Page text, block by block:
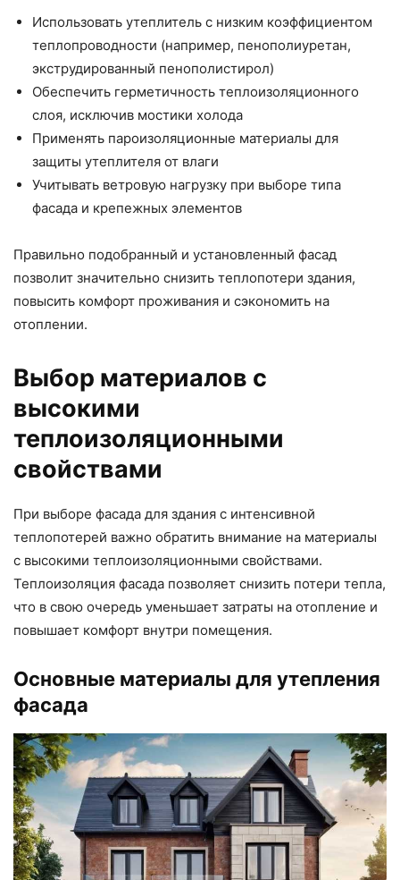
Использовать утеплитель с низким коэффициентом
теплопроводности (например, пенополиуретан,
экструдированный пенополистирол)
Обеспечить герметичность теплоизоляционного
слоя, исключив мостики холода
Применять пароизоляционные материалы для
защиты утеплителя от влаги
Учитывать ветровую нагрузку при выборе типа
фасада и крепежных элементов
Правильно подобранный и установленный фасад
позволит значительно снизить теплопотери здания,
повысить комфорт проживания и сэкономить на
отоплении.
Выбор материалов с
высокими
теплоизоляционными
свойствами
При выборе фасада для здания с интенсивной
теплопотерей важно обратить внимание на материалы
с высокими теплоизоляционными свойствами.
Теплоизоляция фасада позволяет снизить потери тепла,
что в свою очередь уменьшает затраты на отопление и
повышает комфорт внутри помещения.
Основные материалы для утепления
фасада